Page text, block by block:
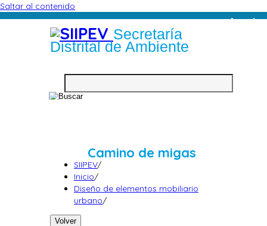
Saltar al contenido
Acceder
Secretaría
Distrital de Ambiente
Camino de migas
SIIPEV/
Inicio/
Diseño de elementos mobiliario
urbano/
Volver